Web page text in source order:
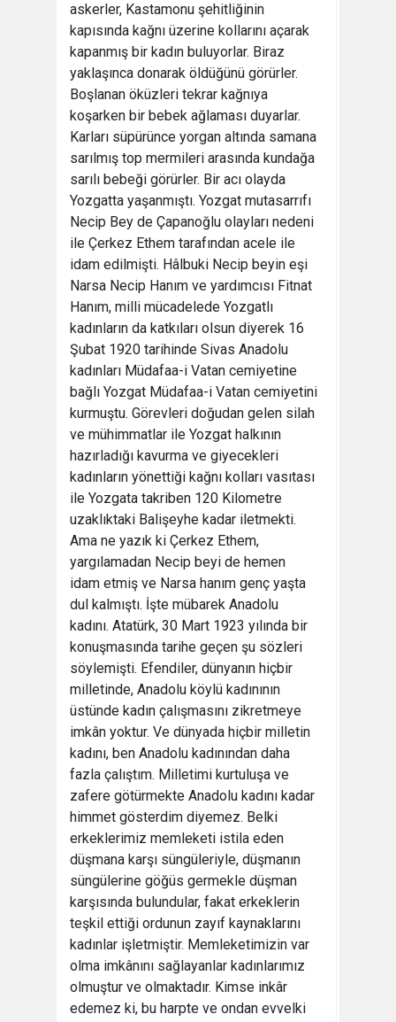
askerler, Kastamonu şehitliğinin
kapısında kağnı üzerine kollarını açarak
kapanmış bir kadın buluyorlar. Biraz
yaklaşınca donarak öldüğünü görürler.
Boşlanan öküzleri tekrar kağnıya
koşarken bir bebek ağlaması duyarlar.
Karları süpürünce yorgan altında samana
sarılmış top mermileri arasında kundağa
sarılı bebeği görürler. Bir acı olayda
Yozgatta yaşanmıştı. Yozgat mutasarrıfı
Necip Bey de Çapanoğlu olayları nedeni
ile Çerkez Ethem tarafından acele ile
idam edilmişti. Hâlbuki Necip beyin eşi
Narsa Necip Hanım ve yardımcısı Fitnat
Hanım, milli mücadelede Yozgatlı
kadınların da katkıları olsun diyerek 16
Şubat 1920 tarihinde Sivas Anadolu
kadınları Müdafaa-i Vatan cemiyetine
bağlı Yozgat Müdafaa-i Vatan cemiyetini
kurmuştu. Görevleri doğudan gelen silah
ve mühimmatlar ile Yozgat halkının
hazırladığı kavurma ve giyecekleri
kadınların yönettiği kağnı kolları vasıtası
ile Yozgata takriben 120 Kilometre
uzaklıktaki Balişeyhe kadar iletmekti.
Ama ne yazık ki Çerkez Ethem,
yargılamadan Necip beyi de hemen
idam etmiş ve Narsa hanım genç yaşta
dul kalmıştı. İşte mübarek Anadolu
kadını. Atatürk, 30 Mart 1923 yılında bir
konuşmasında tarihe geçen şu sözleri
söylemişti. Efendiler, dünyanın hiçbir
milletinde, Anadolu köylü kadınının
üstünde kadın çalışmasını zikretmeye
imkân yoktur. Ve dünyada hiçbir milletin
kadını, ben Anadolu kadınından daha
fazla çalıştım. Milletimi kurtuluşa ve
zafere götürmekte Anadolu kadını kadar
himmet gösterdim diyemez. Belki
erkeklerimiz memleketi istila eden
düşmana karşı süngüleriyle, düşmanın
süngülerine göğüs germekle düşman
karşısında bulundular, fakat erkeklerin
teşkil ettiği ordunun zayıf kaynaklarını
kadınlar işletmiştir. Memleketimizin var
olma imkânını sağlayanlar kadınlarımız
olmuştur ve olmaktadır. Kimse inkâr
edemez ki, bu harpte ve ondan evvelki